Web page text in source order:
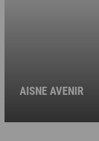
AISNE AVENIR